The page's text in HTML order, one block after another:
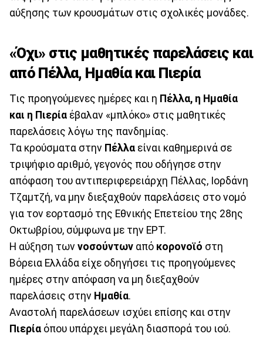
αύξησης των κρουσμάτων στις σχολικές μονάδες.
«Όχι» στις μαθητικές παρελάσεις και
από Πέλλα, Ημαθία και Πιερία
Τις προηγούμενες ημέρες και η Πέλλα, η Ημαθία
και η Πιερία έβαλαν «μπλόκο» στις μαθητικές
παρελάσεις λόγω της πανδημίας.
Τα κρούσματα στην Πέλλα είναι καθημερινά σε
τριψήφιο αριθμό, γεγονός που οδήγησε στην
απόφαση του αντιπεριφερειάρχη Πέλλας, Ιορδάνη
Τζαμτζή, να μην διεξαχθούν παρελάσεις στο νομό
για τον εορτασμό της Εθνικής Επετείου της 28ης
Οκτωβρίου, σύμφωνα με την ΕΡΤ.
Η αύξηση των νοσούντων από κορονοϊό στη
Βόρεια Ελλάδα είχε οδηγήσει τις προηγούμενες
ημέρες στην απόφαση να μη διεξαχθούν
παρελάσεις στην Ημαθία.
Αναστολή παρελάσεων ισχύει επίσης και στην
Πιερία όπου υπάρχει μεγάλη διασπορά του ιού.